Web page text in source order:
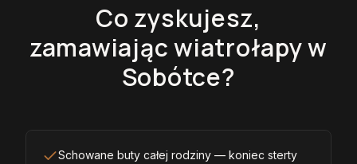
Co zyskujesz,
zamawiając wiatrołapy w
Sobótce?
Schowane buty całej rodziny — koniec sterty